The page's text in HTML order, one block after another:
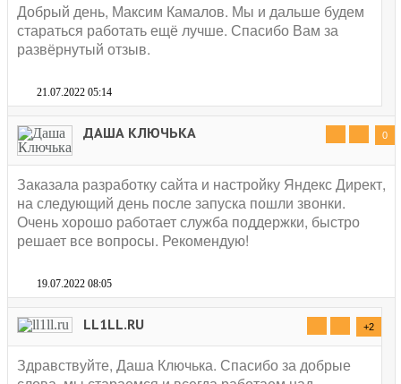
Добрый день, Максим Камалов. Мы и дальше будем
стараться работать ещё лучше. Спасибо Вам за
развёрнутый отзыв.
21.07.2022 05:14
0
ДАША КЛЮЧЬКА
Заказала разработку сайта и настройку Яндекс Директ,
на следующий день после запуска пошли звонки.
Очень хорошо работает служба поддержки, быстро
решает все вопросы. Рекомендую!
19.07.2022 08:05
+2
LL1LL.RU
Здравствуйте, Даша Ключька. Спасибо за добрые